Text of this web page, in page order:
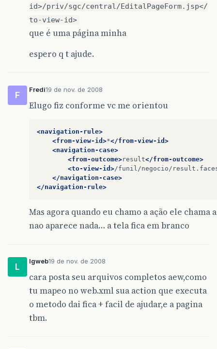
id>/priv/sgc/central/EditalPageForm.jsp</
to-view-id>
que é uma página minha
espero q t ajude.
F
Fredi19 de nov. de 2008
Elugo fiz conforme vc me orientou
<navigation-rule>
<from-view-id>*</from-view-id>
<navigation-case>
<from-outcome>result</from-outcome>
<to-view-id>/funil/negocio/
</navigation-case>
</navigation-rule>
Mas agora quando eu chamo a ação ele
nao aparece nada… a tela fica em branco
L
lgweb19 de nov. de 2008
cara posta seu arquivos completos aew,como
tu mapeo no web.xml sua action que executa
o metodo dai fica + facil de ajudar,e a pagina
tbm.